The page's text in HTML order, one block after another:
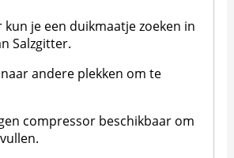
kun je een duikmaatje zoeken in
Salzgitter.
andere plekken om te
compressor beschikbaar om